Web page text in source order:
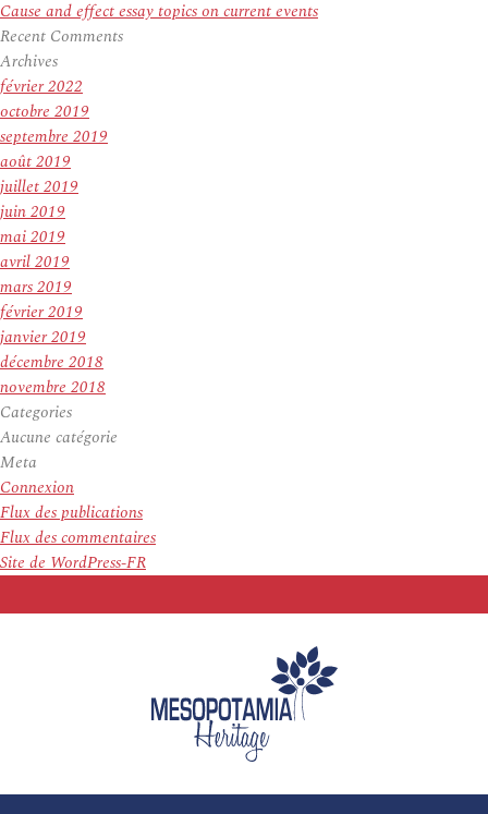
Cause and effect essay topics on current events
Recent Comments
Archives
février 2022
octobre 2019
septembre 2019
août 2019
juillet 2019
juin 2019
mai 2019
avril 2019
mars 2019
février 2019
janvier 2019
décembre 2018
novembre 2018
Categories
Aucune catégorie
Meta
Connexion
Flux des publications
Flux des commentaires
Site de WordPress-FR